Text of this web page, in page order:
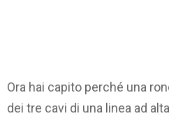
Ora hai capito perché una
dei tre cavi di una linea ad